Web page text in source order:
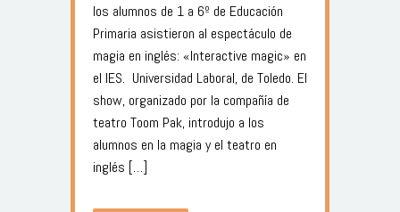
los alumnos de 1 a 6º de Educación
Primaria asistieron al espectáculo de
magia en inglés: «Interactive magic» en
el IES. Universidad Laboral, de Toledo. El
show, organizado por la compañía de
teatro Toom Pak, introdujo a los
alumnos en la magia y el teatro en
inglés […]